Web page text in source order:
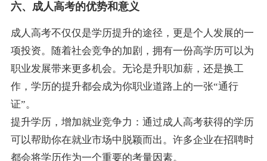
六、成人高考的优势和意义
成人高考不仅仅是学历提升的途径，更是个人发展的一
项投资。随着社会竞争的加剧，拥有一份高学历可以为
职业发展带来更多机会。无论是升职加薪，还是换工
作，学历的提升都会成为你职业道路上的一张“通行
证”。
提升学历，增加就业竞争力：通过成人高考获得的学历
可以帮助你在就业市场中脱颖而出。许多企业在招聘时
都会将学历作为一个重要的考量因素。